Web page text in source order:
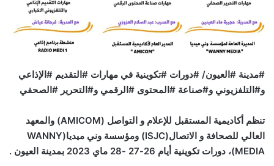
#مدينة #العيون/ #دورات #تكوينية في مهارات #التقديم #الإذاعي
و#التلفزيوني و#صناعة #المحتوى #الرقمي و#التحرير #الصحفي
تنظم أكاديمية المستقبل للإعلام و التواصل (AMICOM) والمعهد
العالي للصحافة و الاتصال(ISJC) ومؤسسة وني ميديا (WANNY
MEDIA) ، دورات تكوينية أيام 26-27 -28 ماي 2023 بمدينة العيون .